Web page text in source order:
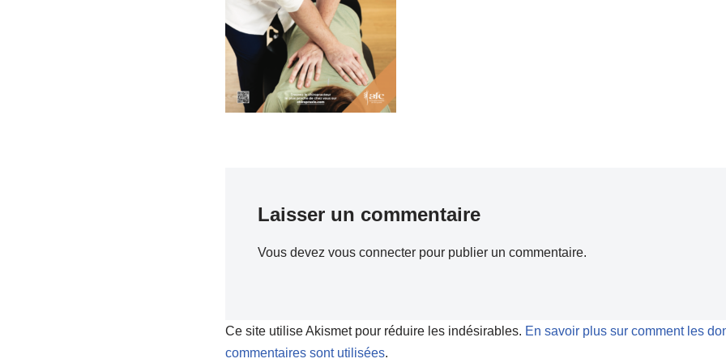
Laisser un commentaire
Vous devez vous connecterpour publier un commentaire.
Ce site utilise Akismet pour réduire les indésirables. En savoir plus sur comment les
commentaires sont utilisées.